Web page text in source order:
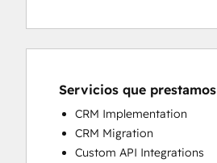
Servicios que prestamos
CRM Implementation
CRM Migration
Custom API Integrations